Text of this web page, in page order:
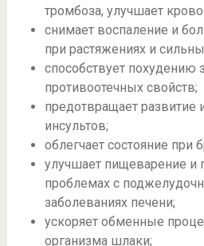
тромбоза, улучшает
снимает воспаление и
при растяжениях и
способствует похудению
противоотечных свойств;
предотвращает развитие
инсультов;
облегчает состояние при
улучшает пищеварение и
проблемах с
заболеваниях печени;
ускоряет обменные
организма шлаки;